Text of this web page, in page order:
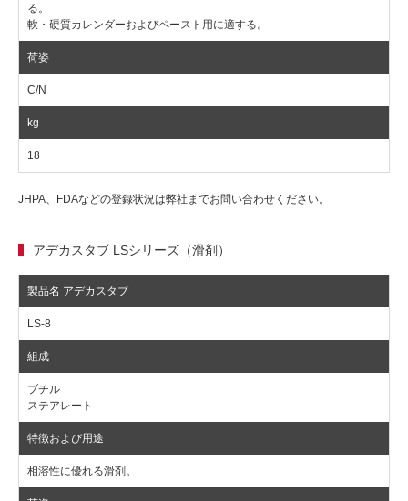
る。
軟・硬質カレンダーおよびペースト用に適する。
C/N
18
JHPA、FDAなどの登録状況は弊社までお問い合わせください。
アデカスタブ LSシリーズ（滑剤）
LS-8
ブチル
ステアレート
相溶性に優れる滑剤。